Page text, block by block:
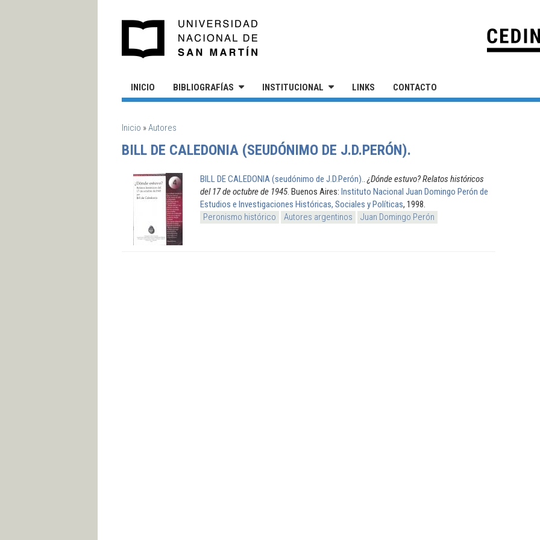
INICIO BIBLIOGRAFÍAS INSTITUCIONAL LINKS CONTACTO
SE ENCUENTRA USTED AQUÍ
Inicio »Autores
BILL DE CALEDONIA (SEUDÓNIMO DE J.D.PERÓN).
BILL DE CALEDONIA (seudónimo de J.D.Perón). ¿Dónde estuvo? Relatos históricos
del 17 de octubre de 1945. Buenos Aires: Instituto Nacional Juan Domingo Perón de
Estudios e Investigaciones Históricas, Sociales y Políticas, 1998.
Peronismo histórico
Autores argentinos Juan Domingo Perón